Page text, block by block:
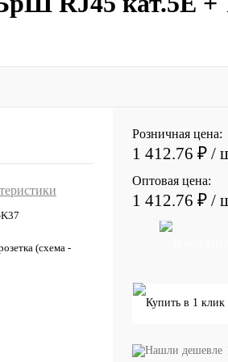
(схема -
Розничная цена:
1 412.76 ₽ /
Оптовая цена:
1 412.76 ₽ /